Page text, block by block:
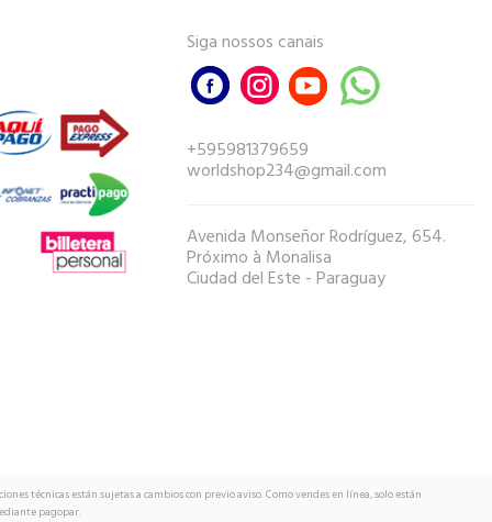
Siga nossos canais
+595981379659
worldshop234@gmail.com
Avenida Monseñor Rodríguez, 654.
Próximo à Monalisa
Ciudad del Este - Paraguay
técnicas están sujetas a cambios con previo aviso. Como vendes en línea, solo están
pagopar.